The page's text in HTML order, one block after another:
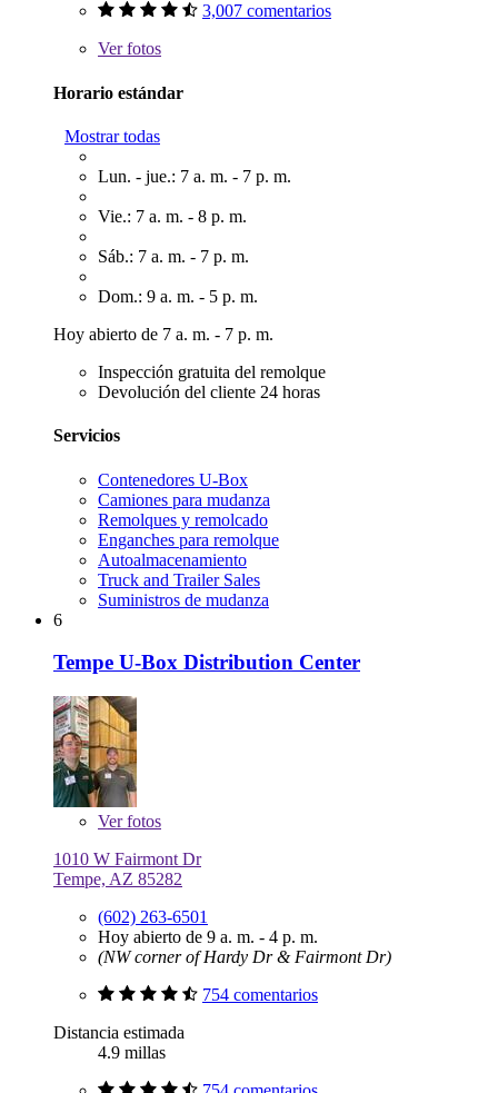
3,007 comentarios
Verfotos
Horario estándar
Mostrar todas
Lun. - jue.: 7 a. m. - 7 p. m.
Vie.: 7 a. m. - 8 p. m.
Sáb.: 7 a. m. - 7 p. m.
Dom.: 9 a. m. - 5 p. m.
Hoy abierto de 7 a. m. - 7 p. m.
Inspección gratuita del remolque
Devolución del cliente 24 horas
Servicios
Contenedores U-Box
Camiones para mudanza
Remolques y remolcado
Enganches para remolque
Autoalmacenamiento
Truck and Trailer Sales
Suministros de mudanza
6
Tempe U-Box Distribution Center
Verfotos
1010 W Fairmont Dr
Tempe, AZ 85282
(602) 263-6501
Hoy abierto de 9 a. m. - 4 p. m.
(NW corner of Hardy Dr & Fairmont Dr)
754 comentarios
Distancia estimada
4.9 millas